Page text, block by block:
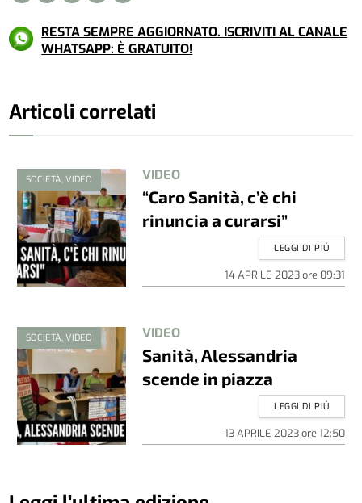
RESTA SEMPRE AGGIORNATO. ISCRIVITI AL CANALE
WHATSAPP: È GRATUITO!
Articoli correlati
SOCIETÀ, VIDEO VIDEO
“Caro Sanità, c’è chi
rinuncia a curarsi”
14 APRILE 2023ore 09:31
LEGGI DI PIÚ
SOCIETÀ, VIDEO VIDEO
Sanità, Alessandria
scende in piazza
13 APRILE 2023ore 12:50
LEGGI DI PIÚ